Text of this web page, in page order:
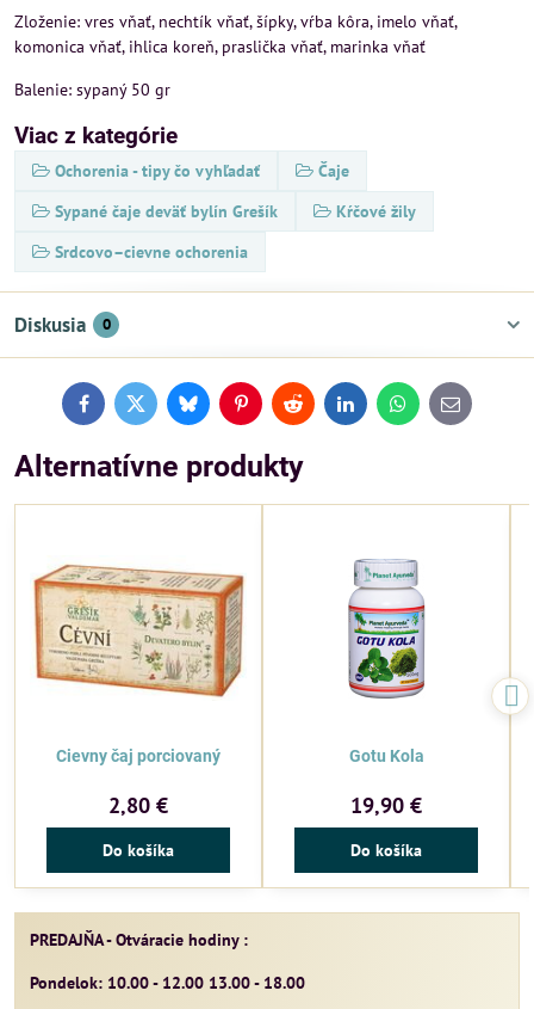
Zloženie: vres vňať, nechtík vňať, šípky, vŕba kôra, imelo vňať,
komonica vňať, ihlica koreň, praslička vňať, marinka vňať
Balenie: sypaný 50 gr
Viac z kategórie
Ochorenia - tipy čo vyhľadať
Čaje
Sypané čaje deväť bylín Grešík
Kŕčové žily
Srdcovo–cievne ochorenia
Diskusia 0
FacebookTwitterBlueskyPinterestReddit LinkedInWhatsApp
E-
mail
Alternatívne produkty
Cievny čaj porciovaný
2,80 €
Do košíka
Gotu Kola
19,90 €
Do košíka
PREDAJŇA - Otváracie hodiny :
Pondelok: 10.00 - 12.00 13.00 - 18.00